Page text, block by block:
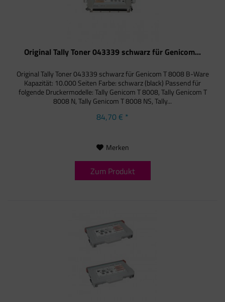
Original Tally Toner 043339 schwarz für Genicom...
Original Tally Toner 043339 schwarz für Genicom T 8008 B-Ware
Kapazität: 10.000 Seiten Farbe: schwarz (black) Passend für
folgende Druckermodelle: Tally Genicom T 8008, Tally Genicom T
8008 N, Tally Genicom T 8008 NS, Tally...
84,70 € *
Merken
Zum Produkt